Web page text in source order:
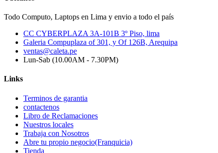
Todo Computo, Laptops en Lima y envio a todo el país
CC CYBERPLAZA 3A-101B 3º Piso, lima
Galeria Compuplaza of 301, y Of 126B, Arequipa
ventas@caleta.pe
Lun-Sab (10.00AM - 7.30PM)
Links
Terminos de garantia
contactenos
Libro de Reclamaciones
Nuestros locales
Trabaja con Nosotros
Abre tu propio negocio(Franquicia)
Tienda